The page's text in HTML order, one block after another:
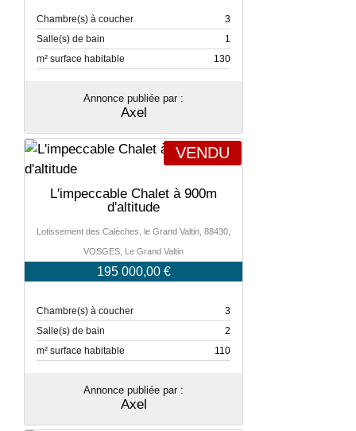
Chambre(s) à coucher
3
Salle(s) de bain
1
m² surface habitable
130
Annonce publiée par :
Axel
VENDU
L'impeccable Chalet à 900m
d'altitude
Lotissement des Calèches, le Grand Valtin, 88430,
VOSGES, Le Grand Valtin
195 000,00 €
Chambre(s) à coucher
3
Salle(s) de bain
2
m² surface habitable
110
Annonce publiée par :
Axel